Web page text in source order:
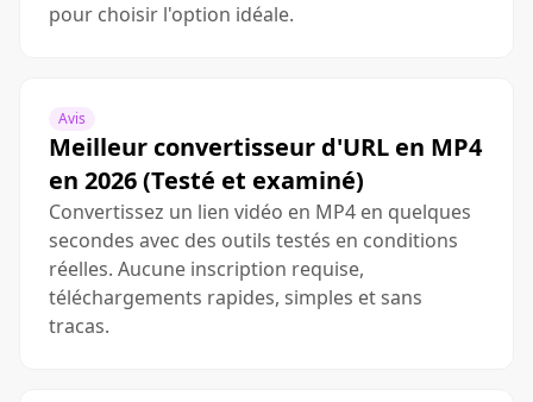
pour choisir l'option idéale.
Avis
Meilleur convertisseur d'URL en MP4
en 2026 (Testé et examiné)
Convertissez un lien vidéo en MP4 en quelques
secondes avec des outils testés en conditions
réelles. Aucune inscription requise,
téléchargements rapides, simples et sans
tracas.